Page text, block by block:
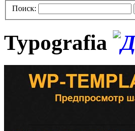
Поиск:
Typografia